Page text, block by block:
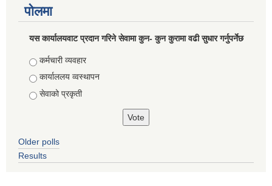
पोलमा
यस कार्यालयवाट प्रदान गरिने सेवामा कुन- कुन कुरामा वढी सुधार गर्नुपर्नेछ
Choices
कर्मचारी व्यवहार
कार्याललय व्वस्थापन
सेवाको प्रकृती
Older polls
Results